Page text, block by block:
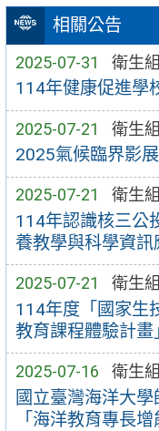
相關公告
2025-07-31 衛生組
114年健康促進學
2025-07-21 衛生組
2025氣候臨界影
2025-07-21 衛生組
114年認識核三公
養教學與科學資訊
2025-07-21 衛生組
114年度「國家生
教育課程體驗計畫
2025-07-16 衛生組
國立臺灣海洋大
「海洋教育專長